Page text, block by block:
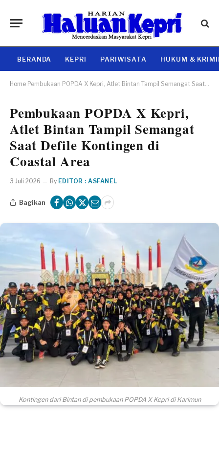
BERANDA KEPRI PARIWISATA HUKUM &
Home Pembukaan POPDA X Kepri, Atlet Bintan Tampil Semangat Saat Defile Kontingen di Coastal Area
Pembukaan POPDA X Kepri,
Atlet Bintan Tampil Semangat
Saat Defile Kontingen di
Coastal Area
3 Juli 2026 By EDITOR : ASFANEL
Bagikan
Kontingen dari Bintan di pembukaan POPDA X Kepri di Karimun